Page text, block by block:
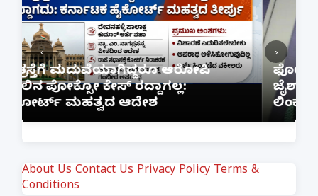
ಸಂತ್ರಸ್ತೆಗೆ ಮದುವೆಯಾಗಿದ್ದರೂ ಆರೋಪಿ
ಮೇಲಿನ ಪೋಕ್ಸೋ ಕೇಸ್ ರದ್ದಾಗಲ್ಲ:
ಹೈಕೋರ್ಟ್ ಮಹತ್ವದ ಆದೇಶ
‹ ›
About Us Contact Us Privacy Policy Terms &
Conditions